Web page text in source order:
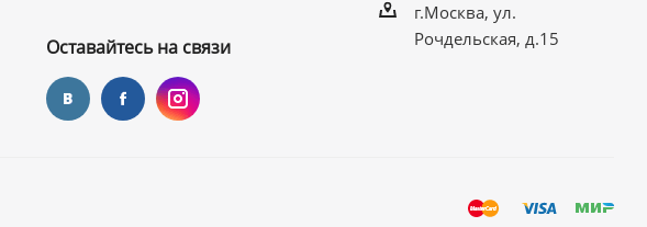
Оставайтесь на связи
г.Москва, ул.
Рочдельская, д.15